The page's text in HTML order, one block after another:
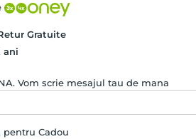
Gratuite
ani
Vom scrie mesajul tau de mana
pentru Cadou